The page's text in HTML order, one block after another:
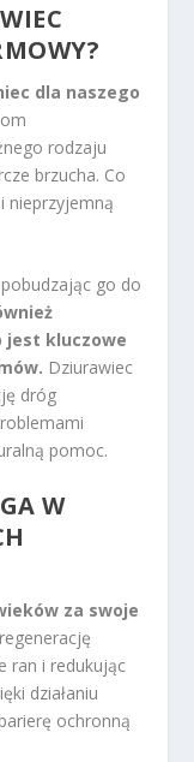
dla naszego
rodzaju
brzucha. Co
nieprzyjemną
go do
jest kluczowe
Dziurawiec
dróg
pomoc.
W
za swoje
ran i redukując
działaniu
ochronną